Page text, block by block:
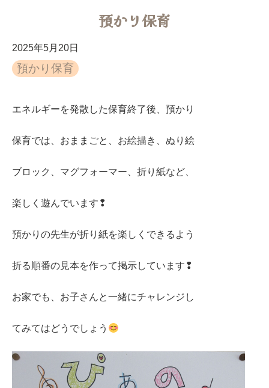
預かり保育
2025年5月20日
預かり保育
エネルギーを発散した保育終了後、預かり
保育では、おままごと、お絵描き、ぬり絵
ブロック、マグフォーマー、折り紙など、
楽しく遊んでいます❢
預かりの先生が折り紙を楽しくできるよう
折る順番の見本を作って掲示しています❢
お家でも、お子さんと一緒にチャレンジし
てみてはどうでしょう